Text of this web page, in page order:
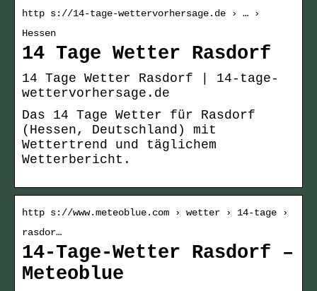
http s://14-tage-wettervorhersage.de › … ›
Hessen
14 Tage Wetter Rasdorf
14 Tage Wetter Rasdorf | 14-tage-
wettervorhersage.de
Das 14 Tage Wetter für Rasdorf
(Hessen, Deutschland) mit
Wettertrend und täglichem
Wetterbericht.
http s://www.meteoblue.com › wetter › 14-tage ›
rasdor…
14-Tage-Wetter Rasdorf –
Meteoblue